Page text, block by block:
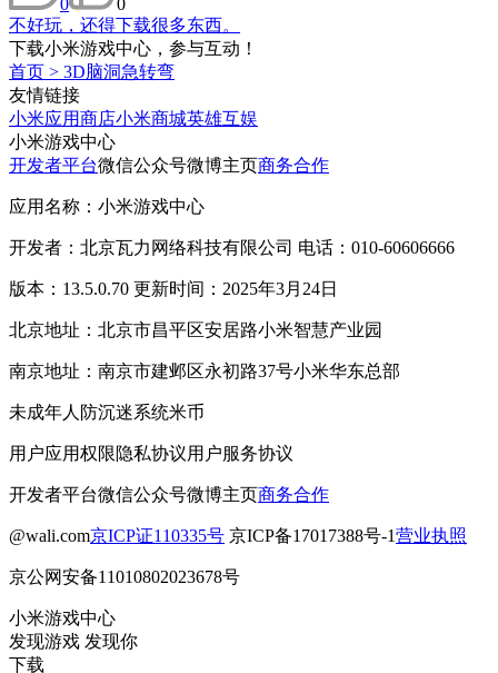
不好玩，还得下载很多东西。
下载小米游戏中心，参与互动！
首页 > 3D脑洞急转弯
友情链接
小米应用商店小米商城英雄互娱
小米游戏中心
开发者平台微信公众号微博主页商务合作
应用名称：小米游戏中心
开发者：北京瓦力网络科技有限公司 电话：010-60606666
版本：13.5.0.70 更新时间：2025年3月24日
北京地址：北京市昌平区安居路小米智慧产业园
南京地址：南京市建邺区永初路37号小米华东总部
未成年人防沉迷系统米币
用户应用权限隐私协议用户服务协议
开发者平台微信公众号微博主页商务合作
@wali.com京ICP证110335号 京ICP备17017388号-1营业执照
京公网安备11010802023678号
小米游戏中心
发现游戏 发现你
下载